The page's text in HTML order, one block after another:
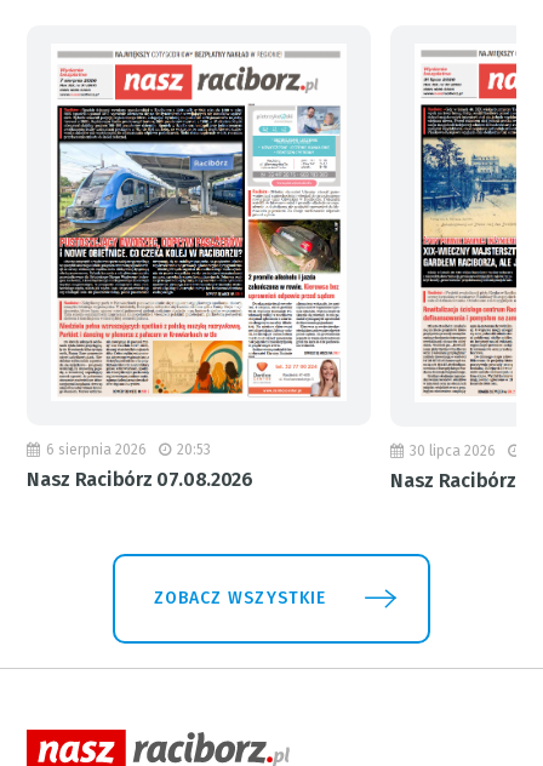
6 sierpnia 2026 20:53
Nasz Racibórz 07.08.2026
30 lipca 2026
Nasz Racibórz
ZOBACZ WSZYSTKIE